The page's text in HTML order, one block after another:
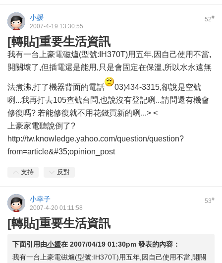
52#
小媛
2007-4-19 13:30:55
[轉貼]重要生活資訊
我有一台上豪電磁爐(型號:IH370T)用五年,因自己使用不當,
開關壞了,但插電還是能用,只是會固定在保溫,所以水永遠無
法煮沸,打了機器背面的電話
03)434-3315,卻說是空號
咧...我再打去105查號台問,也說沒有登記咧...請問還有機會
修復嗎? 若能修復就不用花錢買新的咧...> <
上豪家電聽說倒了?
http://tw.knowledge.yahoo.com/question/question?
from=article&#35;opinion_post
支持 反對
53#
小幸子
2007-4-20 01:11:58
[轉貼]重要生活資訊
下面引用由小媛在 2007/04/19 01:30pm 發表的內容：
我有一台上豪電磁爐(型號:IH370T)用五年,因自己使用不當,開關